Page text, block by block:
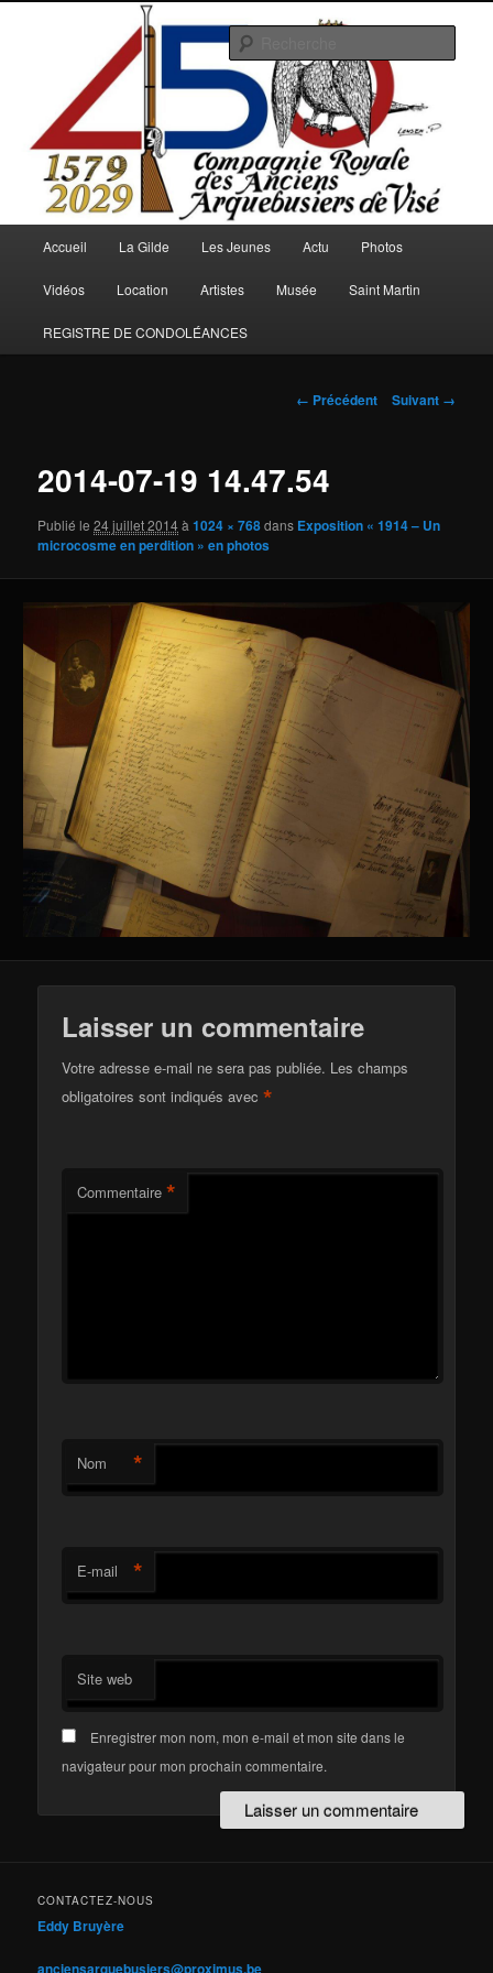
Arquebusiers.eu
Accueil La Gilde Les Jeunes Actu Photos
Vidéos Location Artistes Musée Saint Martin
REGISTRE DE CONDOLÉANCES
Navigation
← Précédent Suivant →
2014-07-19 14.47.54
Publié le24 juillet 2014à1024 × 768dans Exposition « 1914 – Un
microcosme en perdition » en photos
Laisser un commentaire
Votre adresse e-mail ne sera pas publiée. Les champs
obligatoires sont indiqués avec*
Commentaire *
Nom *
E-mail *
Site web
Enregistrer mon nom, mon e-mail et mon site dans le
navigateur pour mon prochain commentaire.
CONTACTEZ-NOUS
Eddy Bruyère
anciensarquebusiers@proximus.be